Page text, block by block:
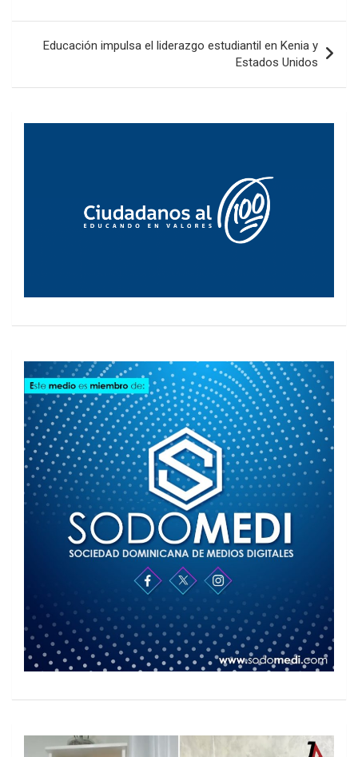
entradas
Educación impulsa el liderazgo estudiantil en Kenia y
Estados Unidos